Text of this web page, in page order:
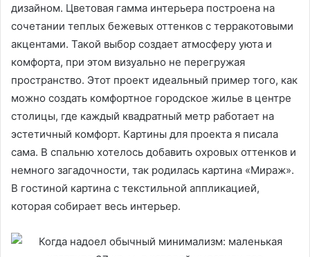
дизайном. Цветовая гамма интерьера построена на
сочетании теплых бежевых оттенков с терракотовыми
акцентами. Такой выбор создает атмосферу уюта и
комфорта, при этом визуально не перегружая
пространство. Этот проект идеальный пример того, как
можно создать комфортное городское жилье в центре
столицы, где каждый квадратный метр работает на
эстетичный комфорт. Картины для проекта я писала
сама. В спальню хотелось добавить охровых оттенков и
немного загадочности, так родилась картина «Мираж».
В гостиной картина с текстильной аппликацией,
которая собирает весь интерьер.